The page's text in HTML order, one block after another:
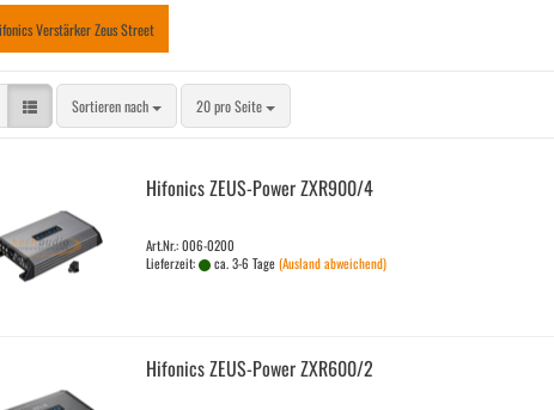
Verstärker Zeus Street
Sortieren nach
Sortieren nach 20 pro Seite
pro Seite
Hi­fo­nics ZEUS-​Power ZXR900/4
Art.Nr.: 006-0200
Lieferzeit:
ca. 3-6 Tage(Ausland abweichend)
Hi­fo­nics ZEUS-​Power ZXR600/2